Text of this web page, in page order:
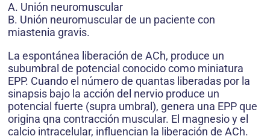
A. Unión neuromuscular
B. Unión neuromuscular de un paciente con
miastenia gravis.
La espontánea liberación de ACh, produce un
subumbral de potencial conocido como miniatura
EPP. Cuando el número de quantas liberadas por la
sinapsis bajo la acción del nervio produce un
potencial fuerte (supra umbral), genera una EPP que
origina qna contracción muscular. El magnesio y el
calcio intracelular, influencian la liberación de ACh.